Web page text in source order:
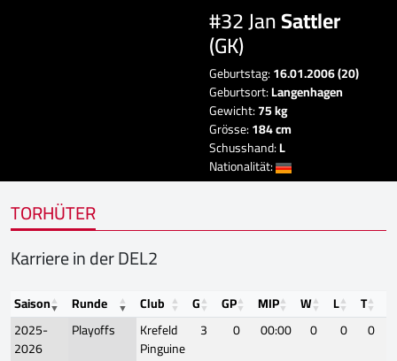
#32 JanSattler
(GK)
Geburtstag:16.01.2006 (20)
Geburtsort:Langenhagen
Gewicht:75 kg
Grösse:184 cm
Schusshand:L
Nationalität:
TORHÜTER
Karriere in der DEL2
Saison Runde Club G GP MIP W L T
2025-
2026
Playoffs
Krefeld
Pinguine
3 0 00:00 0 0
0